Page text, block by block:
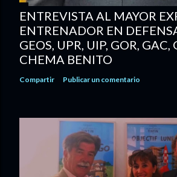
ENTREVISTA AL MAYOR
ENTRENADOR EN
GEOS, UPR, UIP, GOR, GAC,
CHEMA BENITO
Compartir Publicar un comentario